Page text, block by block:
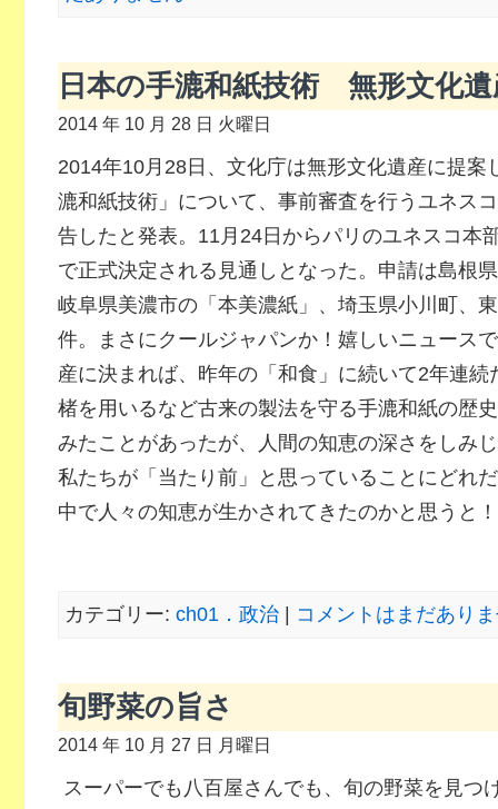
日本の手漉和紙技術 無形文化遺
2014 年 10 月 28 日 火曜日
2014年10月28日、文化庁は無形文化遺産に提
漉和紙技術」について、事前審査を行うユネス
告したと発表。11月24日からパリのユネスコ本
で正式決定される見通しとなった。申請は島根
岐阜県美濃市の「本美濃紙」、埼玉県小川町、
件。まさにクールジャパンか！嬉しいニュース
産に決まれば、昨年の「和食」に続いて2年連
楮を用いるなど古来の製法を守る手漉和紙の歴
みたことがあったが、人間の知恵の深さをしみ
私たちが「当たり前」と思っていることにどれ
中で人々の知恵が生かされてきたのかと思うと
カテゴリー: ch01．政治| コメントはまだあり
旬野菜の旨さ
2014 年 10 月 27 日 月曜日
スーパーでも八百屋さんでも、旬の野菜を見つ